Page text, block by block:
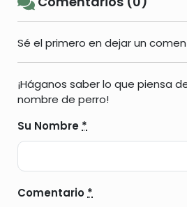
Sé el primero en dejar un
¡Háganos saber lo que piensa
nombre de perro!
Su Nombre *
Comentario *